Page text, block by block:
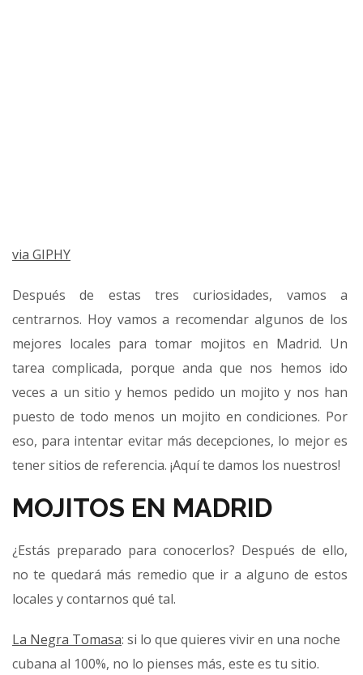
via GIPHY
Después de estas tres curiosidades, vamos a
centrarnos. Hoy vamos a recomendar algunos de los
mejores locales para tomar mojitos en Madrid. Un
tarea complicada, porque anda que nos hemos ido
veces a un sitio y hemos pedido un mojito y nos han
puesto de todo menos un mojito en condiciones. Por
eso, para intentar evitar más decepciones, lo mejor es
tener sitios de referencia. ¡Aquí te damos los nuestros!
MOJITOS EN MADRID
¿Estás preparado para conocerlos? Después de ello,
no te quedará más remedio que ir a alguno de estos
locales y contarnos qué tal.
La Negra Tomasa: si lo que quieres vivir en una noche
cubana al 100%, no lo pienses más, este es tu sitio.